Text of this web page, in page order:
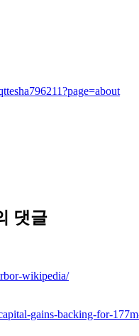
댓글
wikipedia/
gains-backing-for-